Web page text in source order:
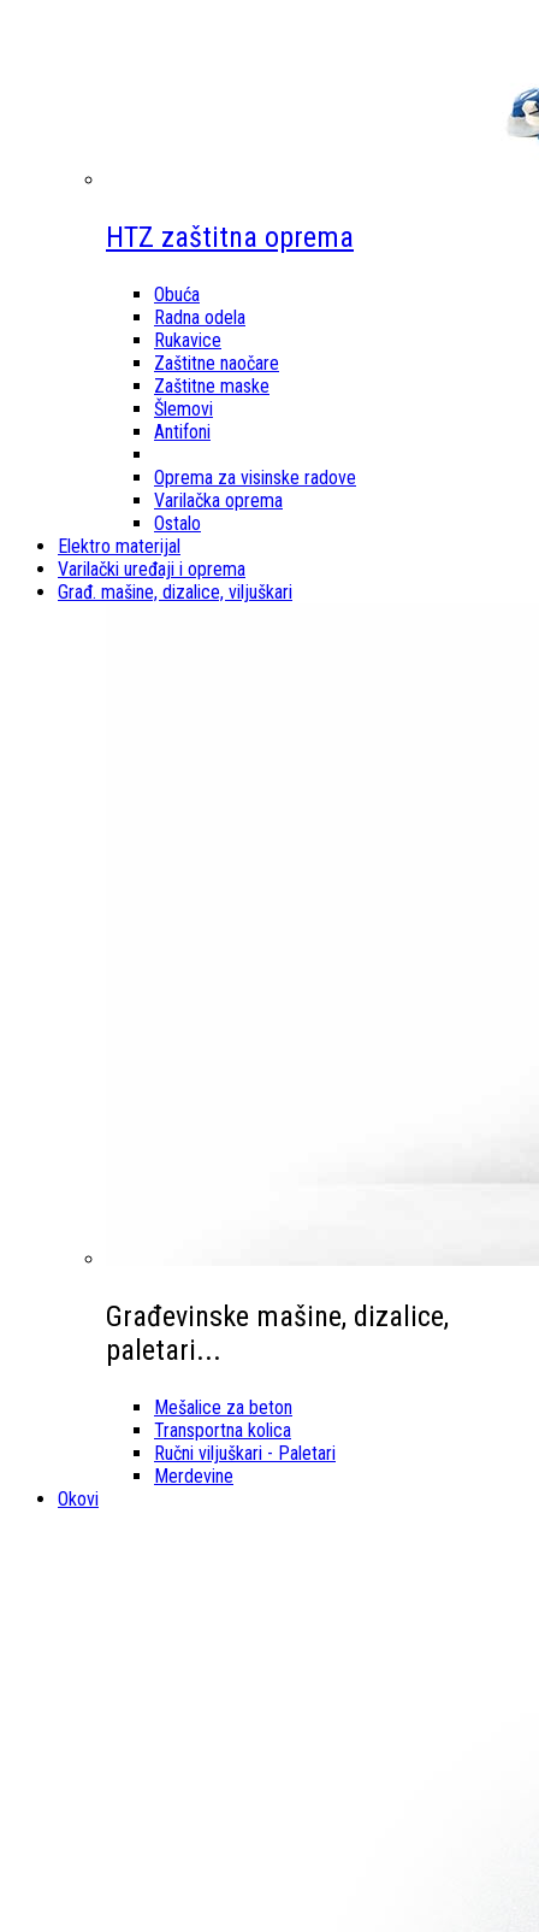
HTZ zaštitna oprema
Obuća
Radna odela
Rukavice
Zaštitne naočare
Zaštitne maske
Šlemovi
Antifoni
Oprema za visinske radove
Varilačka oprema
Ostalo
Elektro materijal
Varilački uređaji i oprema
Građ. mašine, dizalice, viljuškari
Građevinske mašine, dizalice,
paletari...
Mešalice za beton
Transportna kolica
Ručni viljuškari - Paletari
Merdevine
Okovi